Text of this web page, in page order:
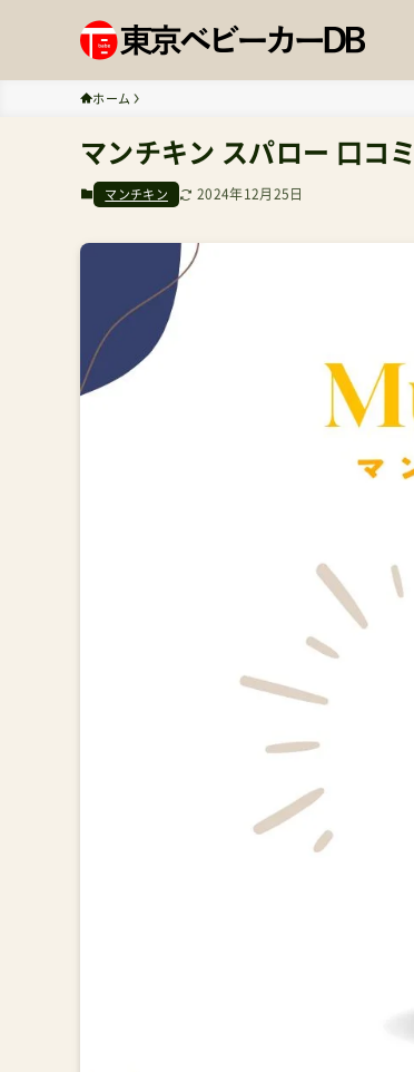
ホーム
マンチキン スパロー 口コ
マンチキン 2024年12月25日